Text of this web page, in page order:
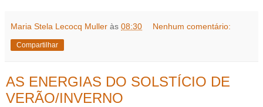
Maria Stela Lecocq Muller às 08:30 Nenhum comentário:
Compartilhar
AS ENERGIAS DO SOLSTÍCIO DE
VERÃO/INVERNO